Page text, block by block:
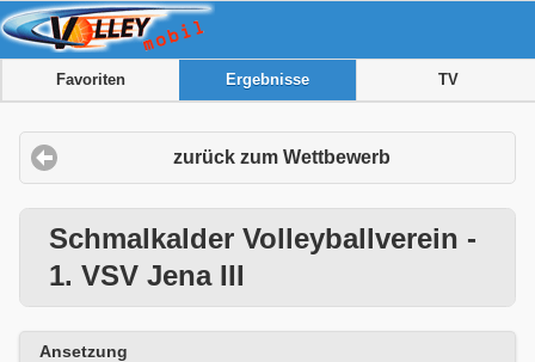
Favoriten Ergebnisse TV
zurück zum Wettbewerb
Schmalkalder Volleyballverein -
1. VSV Jena III
Ansetzung